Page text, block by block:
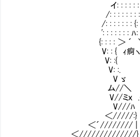
イ: : : : : : : : : : :
/: : : : : : : : : : : : : :
/: : : : : : : {: : : : : : :
': : : : : : : ﾊ: : :ｿ､: : :
{: : : : ＞ ´ ＼{ ｀＜
V: : { ｨ痾ヽ ｀ ｨ痾ヽ}:
V: :{ ,:
V: :. ,: :/ 果たし
V ゞ ―
ム//＼ イ
V//ミｘ .‐‐. ´
V///ﾊ
＜/////:}
＜´//////// |
＜//////////////}